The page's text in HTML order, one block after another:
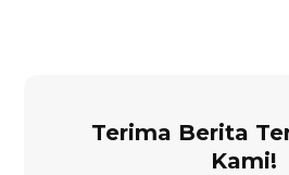
Terima Berita
Kami!